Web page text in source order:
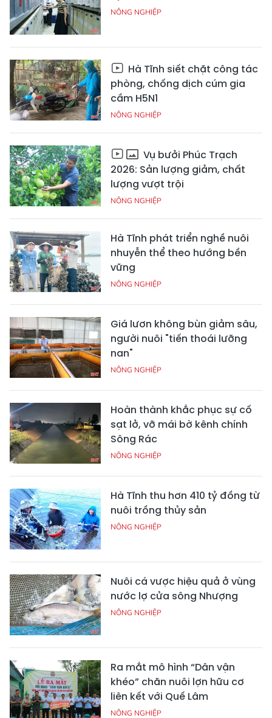
NÔNG NGHIỆP
Hà Tĩnh siết chặt công tác
phòng, chống dịch cúm gia
cầm H5N1
NÔNG NGHIỆP
Vụ bưởi Phúc Trạch
2026: Sản lượng giảm, chất
lượng vượt trội
NÔNG NGHIỆP
Hà Tĩnh phát triển nghề nuôi
nhuyễn thể theo hướng bền
vững
NÔNG NGHIỆP
Giá lươn không bùn giảm sâu,
người nuôi "tiến thoái lưỡng
nan"
NÔNG NGHIỆP
Hoàn thành khắc phục sự cố
sạt lở, vỡ mái bờ kênh chính
Sông Rác
NÔNG NGHIỆP
Hà Tĩnh thu hơn 410 tỷ đồng từ
nuôi trồng thủy sản
NÔNG NGHIỆP
Nuôi cá vược hiệu quả ở vùng
nước lợ cửa sông Nhượng
NÔNG NGHIỆP
Ra mắt mô hình “Dân vận
khéo” chăn nuôi lợn hữu cơ
liên kết với Quế Lâm
NÔNG NGHIỆP